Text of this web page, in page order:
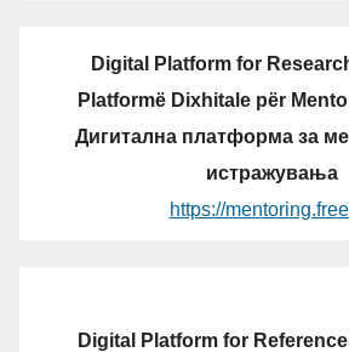
Digital Platform for
Platformë Dixhitale për
Дигитална платформа за
истражувања
https://
Digital Platform for